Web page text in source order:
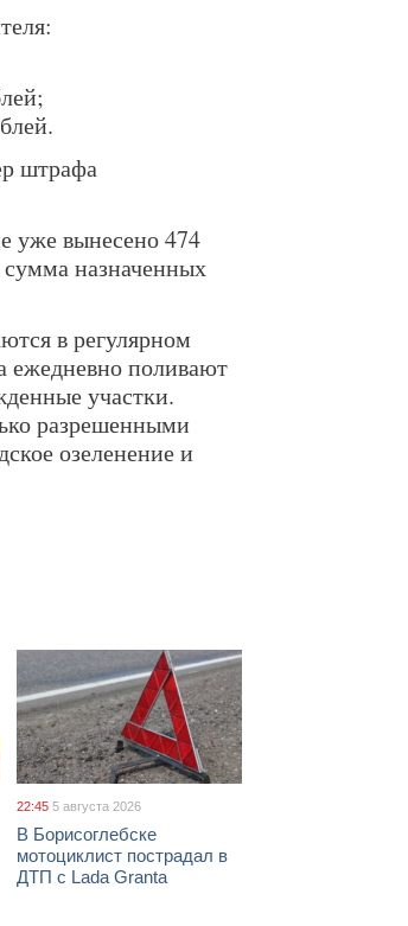
штрафа
уже вынесено 474
сумма назначенных
в регулярном
ежедневно поливают
участки.
разрешенными
озеленение и
22:45 5 августа 2026
В Борисоглебске
мотоциклист пострадал в
ДТП с Lada Granta